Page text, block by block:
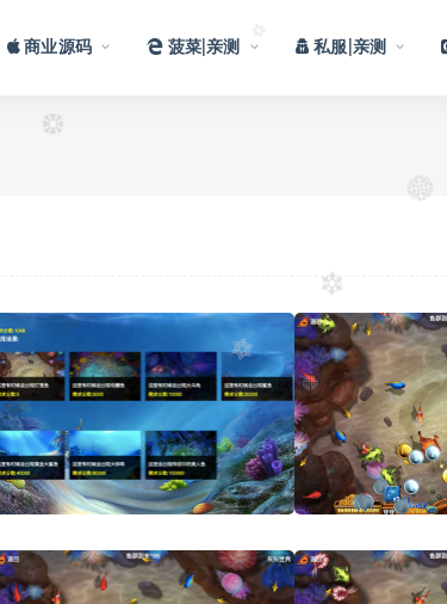
商业源码 菠菜|亲测 私服|亲测